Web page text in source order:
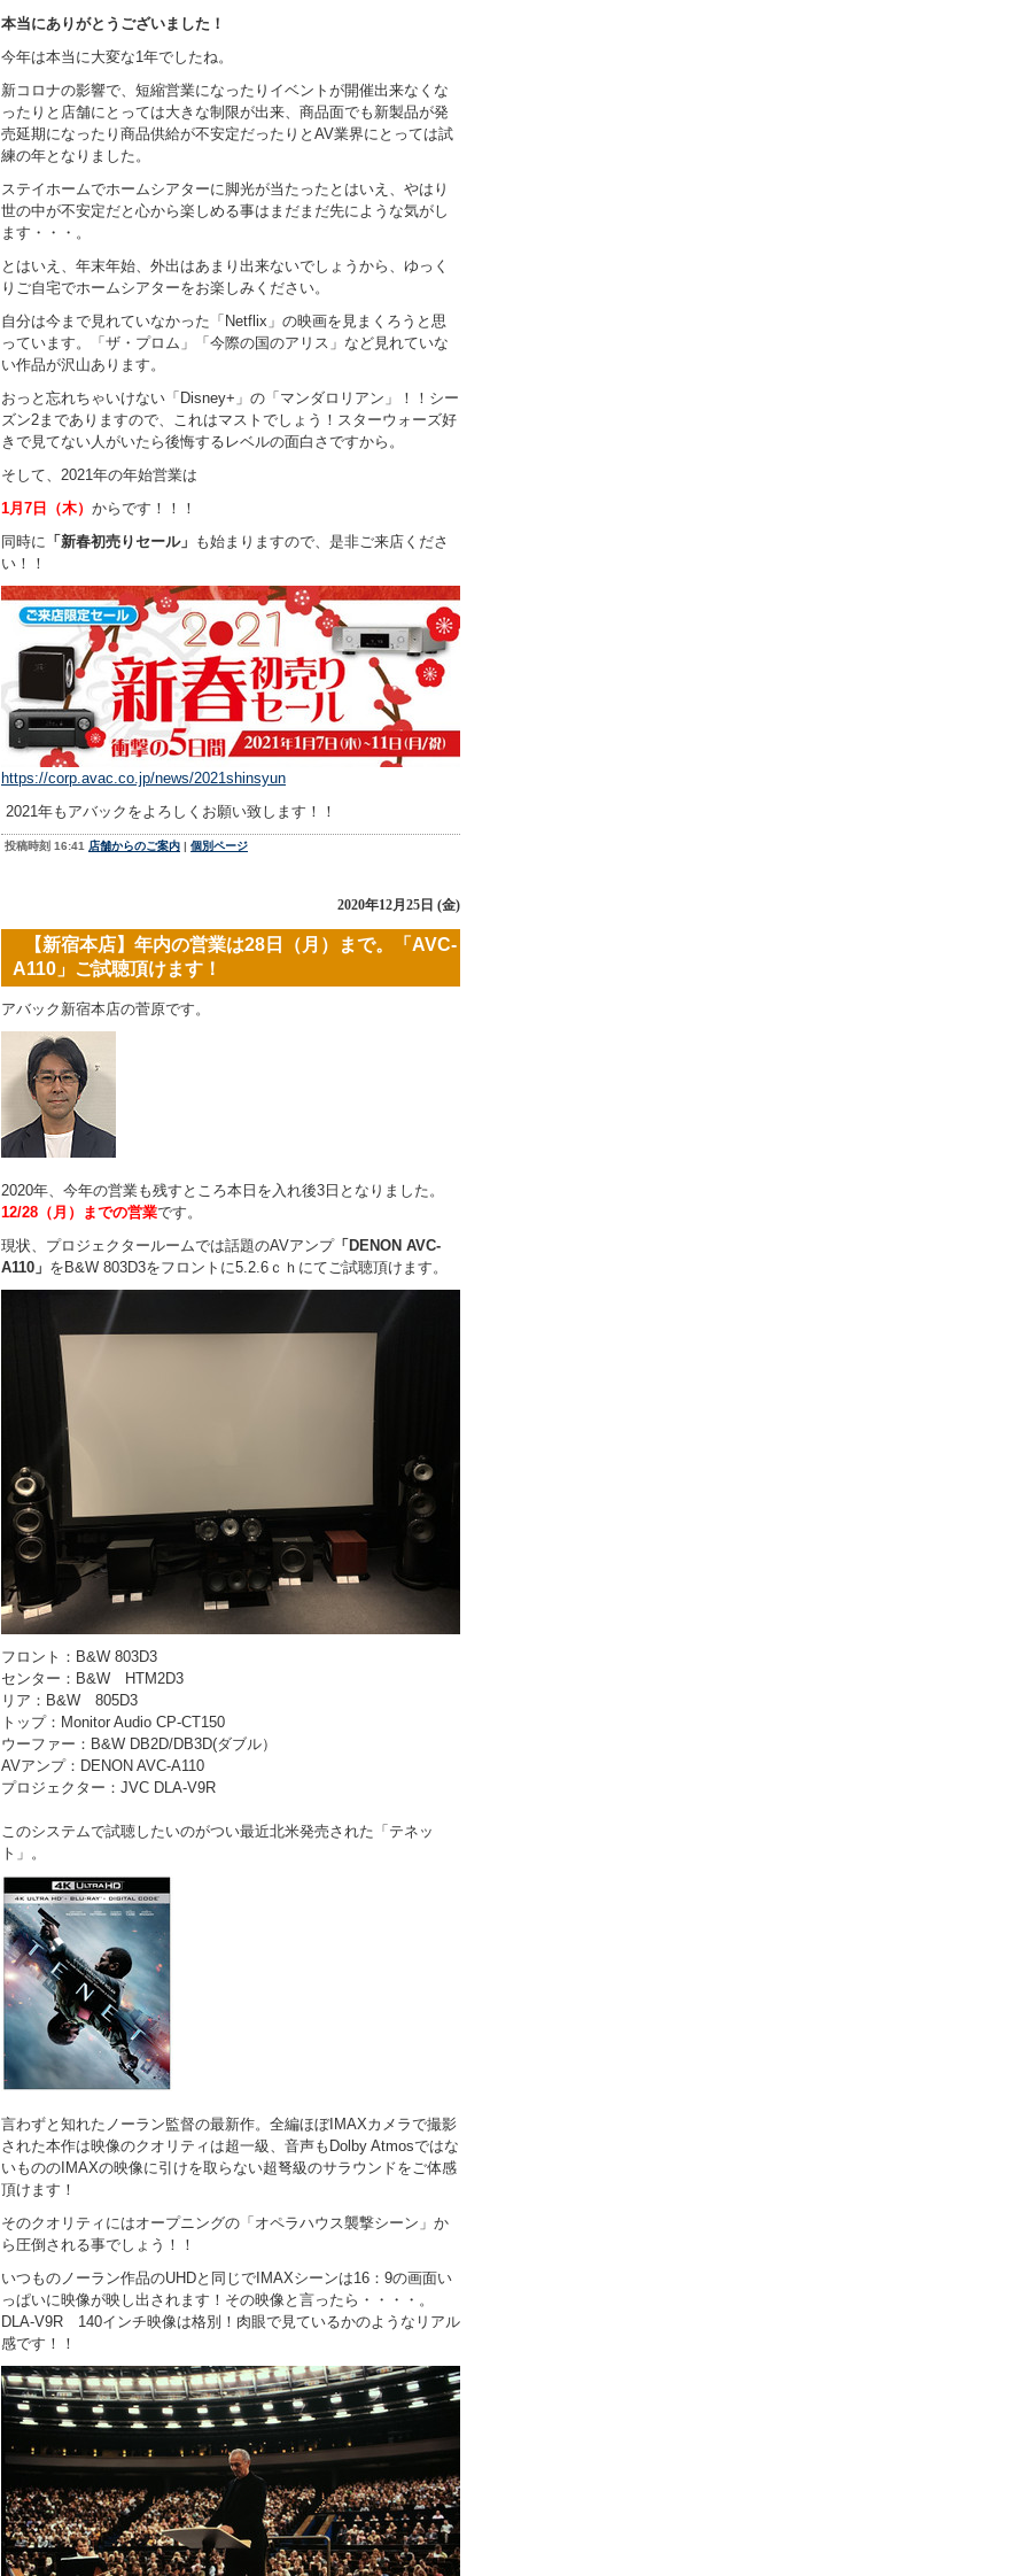
本当にありがとうございました！
今年は本当に大変な1年でしたね。
新コロナの影響で、短縮営業になったりイベントが開催出来なくな
ったりと店舗にとっては大きな制限が出来、商品面でも新製品が発
売延期になったり商品供給が不安定だったりとAV業界にとっては試
練の年となりました。
ステイホームでホームシアターに脚光が当たったとはいえ、やはり
世の中が不安定だと心から楽しめる事はまだまだ先にような気がし
ます・・・。
とはいえ、年末年始、外出はあまり出来ないでしょうから、ゆっく
りご自宅でホームシアターをお楽しみください。
自分は今まで見れていなかった「Netflix」の映画を見まくろうと思
っています。「ザ・プロム」「今際の国のアリス」など見れていな
い作品が沢山あります。
おっと忘れちゃいけない「 Disney+」の「マンダロリアン」！！シー
ズン2までありますので、これはマストでしょう！スターウォーズ好
きで見てない人がいたら後悔するレベルの面白さですから。
そして、2021年の年始営業は
1月7日（木） からです！！！
同時に 「新春初売りセール」 も始まりますので、是非ご来店くださ
い！！
https://corp.avac.co.jp/news/2021shinsyun
2021年もアバックをよろしくお願い致します！！
投稿時刻 16:41 店舗からのご案内 | 個別ページ
2020年12月25日 (金)
【新宿本店】年内の営業は28日（月）まで。「AVC-
A110」ご試聴頂けます！
アバック新宿本店の菅原です。
2020年、今年の営業も残すところ本日を入れ後3日となりました。
12/28（月）までの営業です。
現状、プロジェクタールームでは話題のAVアンプ「DENON AVC-
A110」 をB&W 803D3をフロントに5.2.6ｃｈにてご試聴頂けます。
フロント：B&W 803D3
センター：B&W HTM2D3
リア：B&W 805D3
トップ：Monitor Audio CP-CT150
ウーファー：B&W DB2D/DB3D(ダブル）
AVアンプ：DENON AVC-A110
プロジェクター：JVC DLA-V9R
このシステムで試聴したいのがつい最近北米発売された「テネッ
ト」。
言わずと知れたノーラン監督の最新作。全編ほぼIMAXカメラで撮影
された本作は映像のクオリティは超一級、音声もDolby Atmosではな
いもののIMAXの映像に引けを取らない超弩級のサラウンドをご体感
頂けます！
そのクオリティにはオープニングの「オペラハウス襲撃シーン」か
ら圧倒される事でしょう！！
いつものノーラン作品のUHDと同じでIMAXシーンは16：9の画面い
っぱいに映像が映し出されます！その映像と言ったら・・・・。
DLA-V9R 140インチ映像は格別！肉眼で見ているかのようなリアル
感です！！